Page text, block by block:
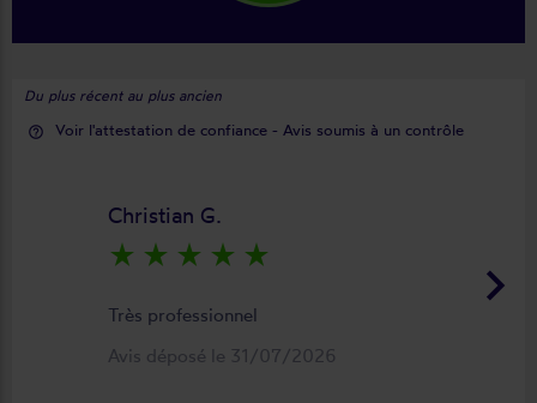
Du plus récent au plus ancien
help_outline Voir l'attestation de confiance - Avis soumis à un contrôle
keyboard_arrow_right
Christian G.
star_rate star_rate star_rate star_rate star_rate
Très professionnel
Avis déposé le 31/07/2026